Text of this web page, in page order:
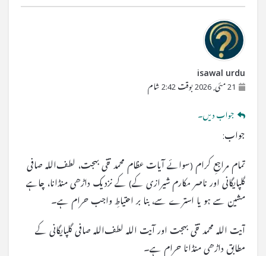
isawal urdu
21 مئی, 2026 بوقت 2:42 شام
جواب دیں۔
جواب:
تمام مراجعِ کرام (سوائے آیات عظام محمد تقی بهجت، لطف‌الله صافی
گلپایگانی اور ناصر مکارم شیرازی کے) کے نزدیک داڑھی منڈانا، چاہے
مشین سے ہو یا استرے سے، بنا بر احتیاطِ واجب حرام ہے۔
آیت اللہ محمد تقی بهجت اور آیت اللہ لطف‌الله صافی گلپایگانی کے
مطابق داڑھی منڈانا حرام ہے۔